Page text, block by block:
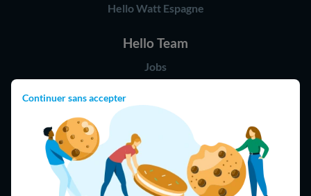
Continuer sans accepter
Hello Watt Espagne
Hello Team
Jobs
Parrainage
Rejoindre notre réseau d'artisans
Hello !
09 75 18 60 60
(8h-21h)
75018 Paris